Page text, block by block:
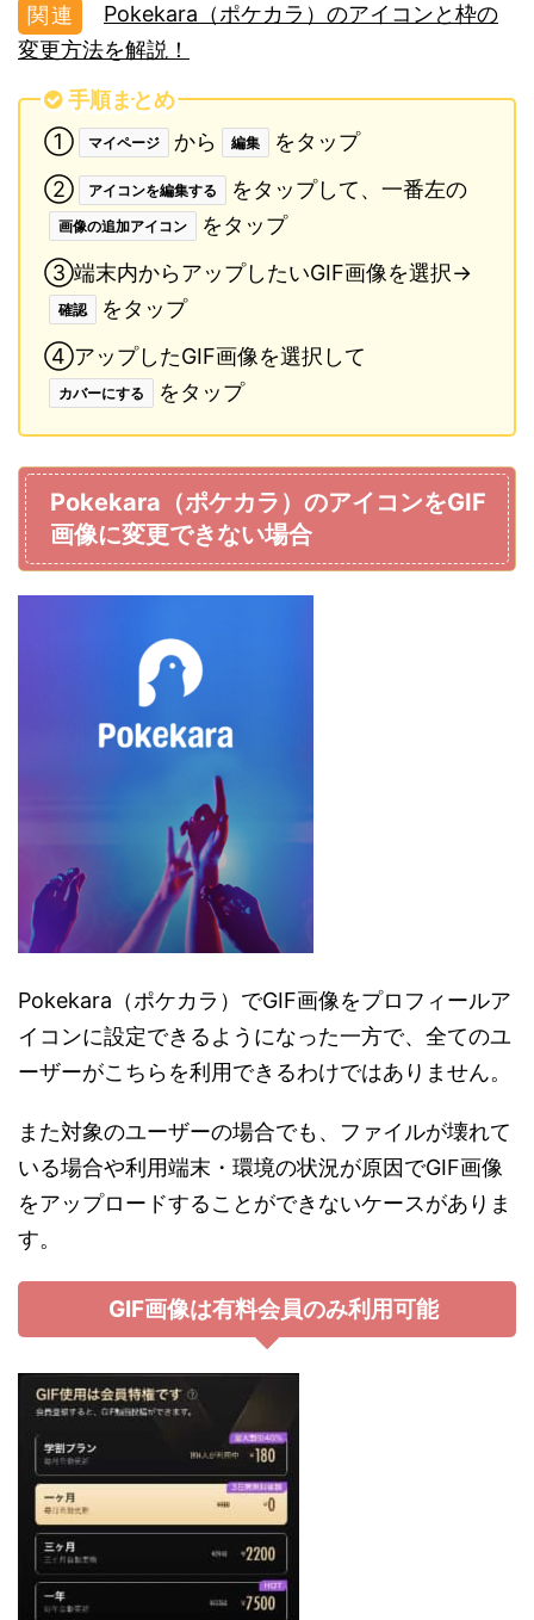
Pokekara（ポケカラ）のアイコンと枠の
変更方法を解説！
手順まとめ
①
マイページ から 編集
をタップ
②
アイコンを編集する をタップして、一番左の
画像の追加アイコン
をタップ
③端末内からアップしたいGIF画像を選択→
確認
をタップ
④アップしたGIF画像を選択して
カバーにする をタップ
Pokekara（ポケカラ）のアイコンをGIF
画像に変更できない場合
Pokekara（ポケカラ）でGIF画像をプロフィールア
イコンに設定できるようになった一方で、全てのユ
ーザーがこちらを利用できるわけではありません。
また対象のユーザーの場合でも、ファイルが壊れて
いる場合や利用端末・環境の状況が原因でGIF画像
をアップロードすることができないケースがありま
す。
GIF画像は有料会員のみ利用可能